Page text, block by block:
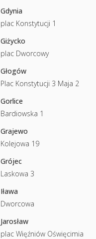
Gdynia
plac Konstytucji 1
Giżycko
plac Dworcowy
Głogów
Plac Konstytucji 3 Maja 2
Gorlice
Bardiowska 1
Grajewo
Kolejowa 19
Grójec
Laskowa 3
Iława
Dworcowa
Jarosław
plac Więźniów Oświęcimia